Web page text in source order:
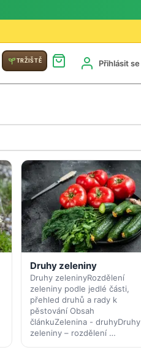
TRŽIŠTĚ Přihlásit se
Druhy zeleniny
Druhy zeleninyRozdělení
zeleniny podle jedlé části,
přehled druhů a rady k
pěstování Obsah
článkuZelenina - druhyDruhy
zeleniny – rozdělení …